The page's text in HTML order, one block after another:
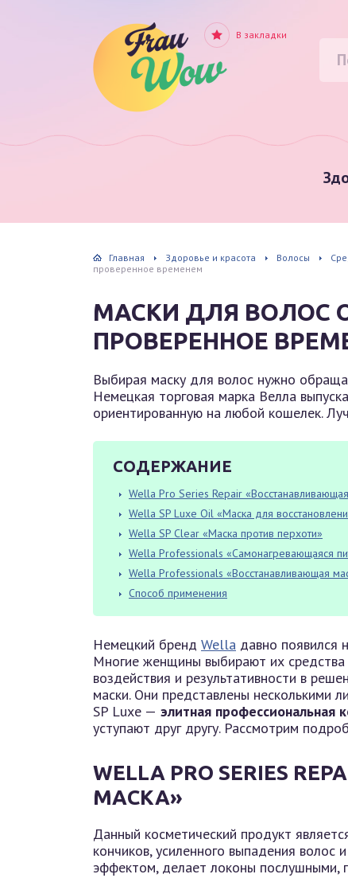
В закладки
Главная Здоровье и красота Волосы
проверенное временем
МАСКИ ДЛЯ ВОЛОС
ПРОВЕРЕННОЕ
Выбирая маску для волос нужно
Немецкая торговая марка Велла
ориентированную на любой кошелек.
СОДЕРЖАНИЕ
Wella Pro Series Repair
Wella SP Luxe Oil «Маска для
Wella SP Clear «Маска против перхоти»
Wella Professionals «Самонагревающаяся
Wella Professionals «Восстанавливающая
Способ применения
Немецкий бренд Wella давно появился
Многие женщины выбирают их средства
воздействия и результативности в
маски. Они представлены несколькими
SP Luxe — элитная профессиональная
уступают друг другу. Рассмотрим
WELLA PRO SERIES
МАСКА»
Данный косметический продукт
кончиков, усиленного выпадения волос
эффектом, делает локоны послушными,